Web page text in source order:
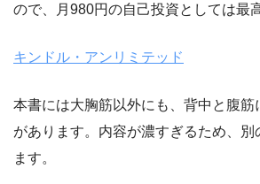
ので、月980円の自己投資としては最
キンドル・アンリミテッド
本書には大胸筋以外にも、背中と腹筋
があります。内容が濃すぎるため、別
ます。